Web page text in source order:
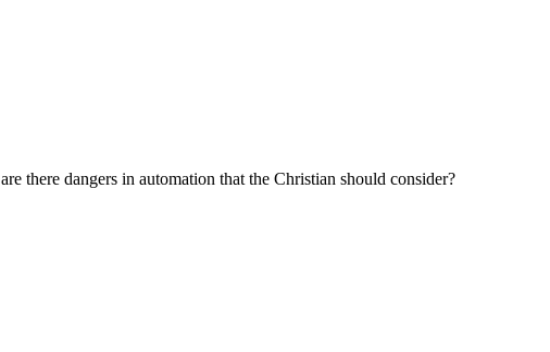
there dangers in automation that the Christian should consider?